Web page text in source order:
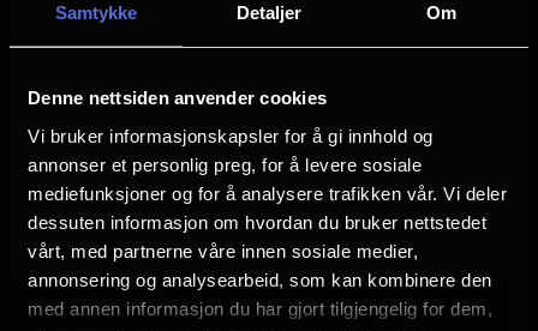
Samtykke Detaljer Om
Denne nettsiden anvender cookies
Vi bruker informasjonskapsler for å gi innhold og
annonser et personlig preg, for å levere sosiale
mediefunksjoner og for å analysere trafikken vår. Vi deler
dessuten informasjon om hvordan du bruker nettstedet
vårt, med partnerne våre innen sosiale medier,
annonsering og analysearbeid, som kan kombinere den
med annen informasjon du har gjort tilgjengelig for dem,
Vurdering: (554 stemmer 73.79%)
William Jackson Harper
Florence Pugh
Will Poulter
Jack Reynor
Sjanger
Grøsser
Se mer